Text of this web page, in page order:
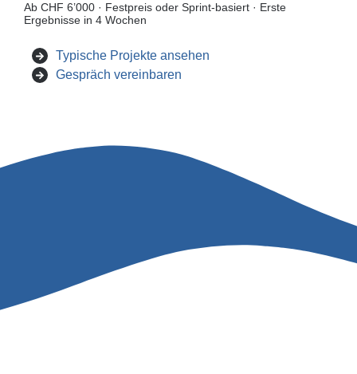
Ab CHF 6’000 · Festpreis oder Sprint-basiert · Erste
Ergebnisse in 4 Wochen
Typische Projekte ansehen
Gespräch vereinbaren